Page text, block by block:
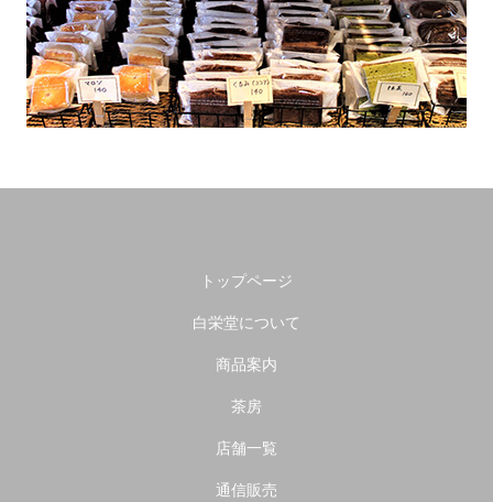
トップページ
白栄堂について
商品案内
茶房
店舗一覧
通信販売